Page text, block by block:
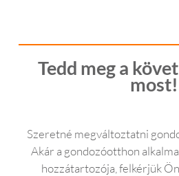
Tedd meg a
most!
Szeretné megváltoztatni
Akár a gondozóotthon
hozzátartozója, felkérjük